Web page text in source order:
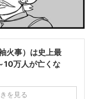
火事）は史上最
10万人が亡くな
を見る